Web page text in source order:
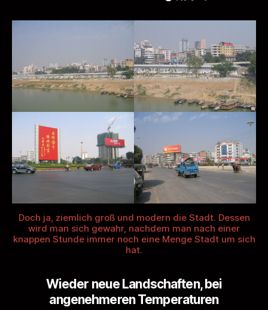
Doch ja, ziemlich groß und modern die Stadt. Dessen
wird man sich gewahr, nachdem man nach einer
knappen Stunde immer noch eine Menge Stadt um sich
hat.
Wieder neue Landschaften, bei
angenehmeren Temperaturen